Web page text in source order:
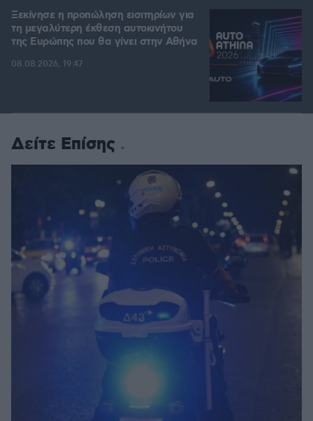
Ξεκίνησε η προπώληση εισιτηρίων για
τη μεγαλύτερη έκθεση αυτοκινήτου
της Ευρώπης που θα γίνει στην Αθήνα
08.08.2026, 19:47
Δείτε Επίσης